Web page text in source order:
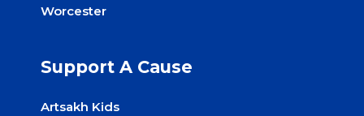
Worcester
Support A Cause
Artsakh Kids